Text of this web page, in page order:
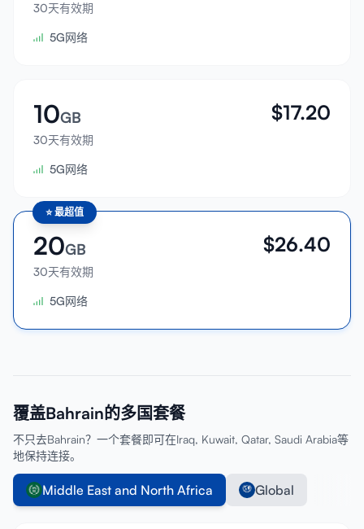
30天有效期
5G网络
10GB
30天有效期
$17.20
5G网络
⭐最超值
20GB
30天有效期
$26.40
5G网络
覆盖Bahrain的多国套餐
不只去Bahrain？一个套餐即可在Iraq, Kuwait, Qatar, Saudi Arabia等
地保持连接。
Middle East and North Africa Global